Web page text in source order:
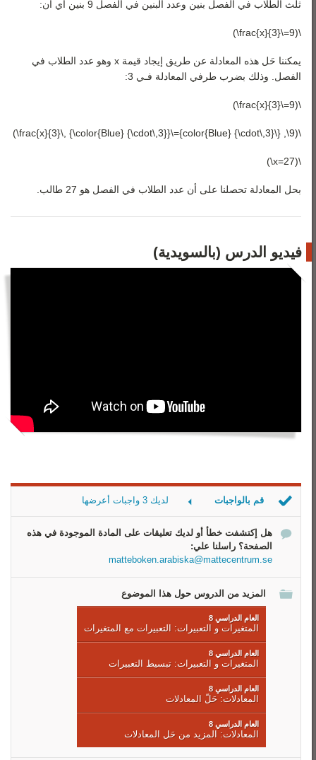
ثلث الطلاب في الفصل بنين وعدد البنين في الفصل 9 بنين أي أن:
\(9=\frac{x}{3}\)
يمكننا حَل هذه المعادلة عن طريق إيجاد قيمة x وهو عدد الطلاب في
الفصل. وذلك بضرب طرفي المعادلة فـي 3:
\(9=\frac{x}{3}\)
\(9\, {\color{Blue} {\cdot\,3}}=\frac{x}{3}\, {\color{Blue} {\cdot\,3}}\)
\(27=x\)
بحل المعادلة تحصلنا على أن عدد الطلاب في الفصل هو 27 طالب.
فيديو الدرس (بالسويدية)
قم بالواجبات لديك 3 واجبات أعرضها
المعادلة الصحيحة
التعبير الصحيح
المحيط
هل إكتشفت خطأ أو لديك تعليقات على المادة الموجودة في هذه
الصفحة؟ راسلنا علي:
matteboken.arabiska@mattecentrum.se
المزيد من الدروس حول هذا الموضوع
العام الدراسي 8
المتغيرات و التعبيرات: التعبيرات مع المتغيرات
العام الدراسي 8
المتغيرات و التعبيرات: تبسيط التعبيرات
العام الدراسي 8
المعادلات: حَلّ‏ المعادلات
العام الدراسي 8
المعادلات: المزيد من حَل المعادلات